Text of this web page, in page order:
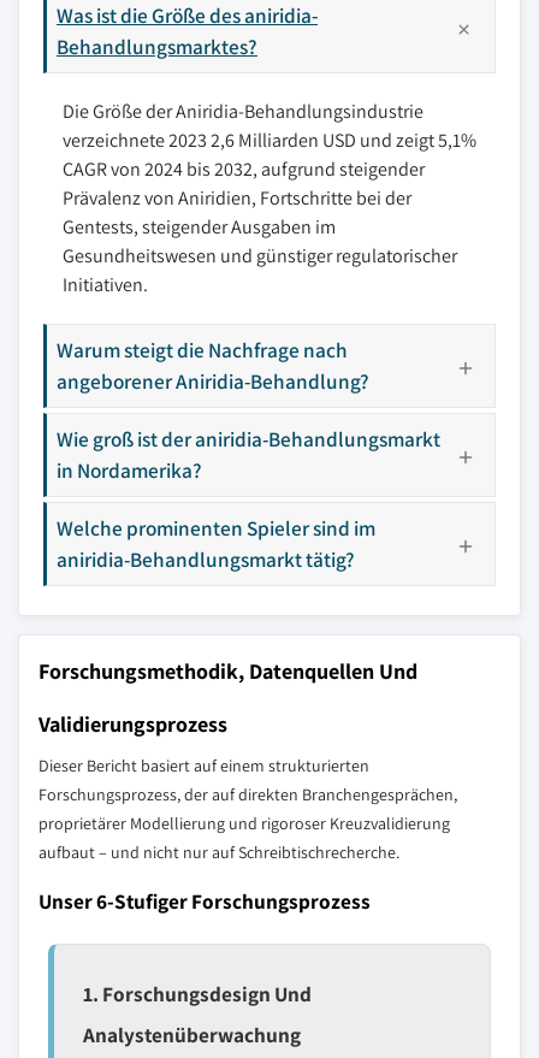
Was ist die Größe des aniridia-
Behandlungsmarktes?
Die Größe der Aniridia-Behandlungsindustrie
verzeichnete 2023 2,6 Milliarden USD und zeigt 5,1%
CAGR von 2024 bis 2032, aufgrund steigender
Prävalenz von Aniridien, Fortschritte bei der
Gentests, steigender Ausgaben im
Gesundheitswesen und günstiger regulatorischer
Initiativen.
Warum steigt die Nachfrage nach
angeborener Aniridia-Behandlung?
Wie groß ist der aniridia-Behandlungsmarkt
in Nordamerika?
Welche prominenten Spieler sind im
aniridia-Behandlungsmarkt tätig?
Forschungsmethodik, Datenquellen Und
Validierungsprozess
Dieser Bericht basiert auf einem strukturierten
Forschungsprozess, der auf direkten Branchengesprächen,
proprietärer Modellierung und rigoroser Kreuzvalidierung
aufbaut – und nicht nur auf Schreibtischrecherche.
Unser 6-Stufiger Forschungsprozess
1. Forschungsdesign Und
Analystenüberwachung